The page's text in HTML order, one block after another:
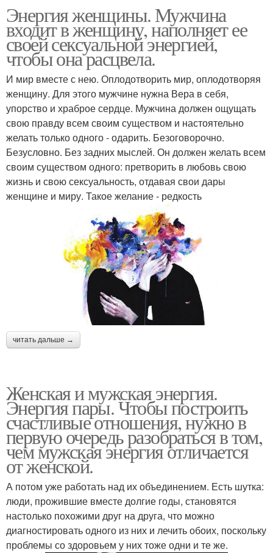
Энергия женщины. Мужчина
входит в женщину, наполняет ее
своей сексуальной энергией,
чтобы она расцвела.
И мир вместе с нею. Оплодотворить мир, оплодотворяя
женщину. Для этого мужчине нужна Вера в себя,
упорство и храброе сердце. Мужчина должен ощущать
свою правду всем своим существом и настоятельно
желать только одного - одарить. Безоговорочно.
Безусловно. Без задних мыслей. Он должен желать всем
своим существом одного: претворить в любовь свою
жизнь и свою сексуальность, отдавая свои дары
женщине и миру. Такое желание - редкость
читать дальше →
Женская и мужская энергия.
Энергия пары. Чтобы построить
счастливые отношения, нужно в
первую очередь разобраться в том,
чем мужская энергия отличается
от женской.
А потом уже работать над их объединением. Есть шутка:
люди, прожившие вместе долгие годы, становятся
настолько похожими друг на друга, что можно
диагностировать одного из них и лечить обоих, поскольку
проблемы со здоровьем у них тоже одни и те же.